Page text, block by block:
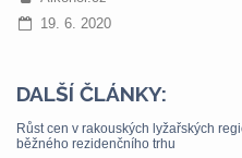
19. 6. 2020
DALŠÍ ČLÁNKY:
Růst cen v rakouských lyžařských
běžného rezidenčního trhu